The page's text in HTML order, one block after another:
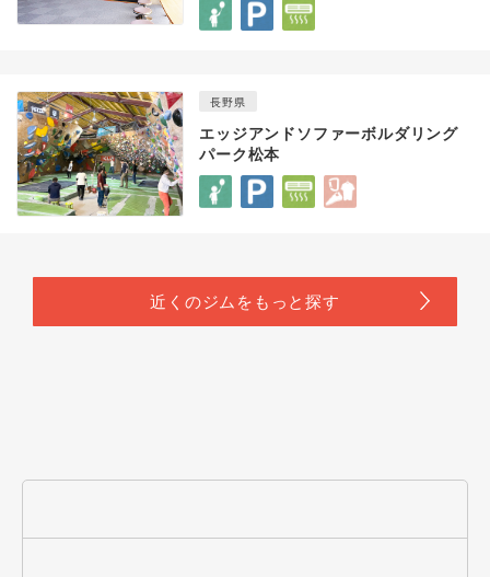
長野県
エッジアンドソファーボルダリング
パーク松本